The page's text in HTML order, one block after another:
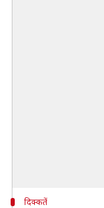
दिक्कतें